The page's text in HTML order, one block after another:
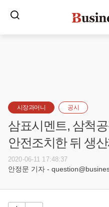
시장과머니 공시
삼표시멘트, 삼척
안전조치한 뒤 생
2020-06-11 17:48:37
안정문 기자 -